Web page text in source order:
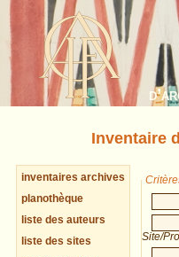
Inventaire
inventaires archives
planothèque
liste des auteurs
liste des sites
Site/